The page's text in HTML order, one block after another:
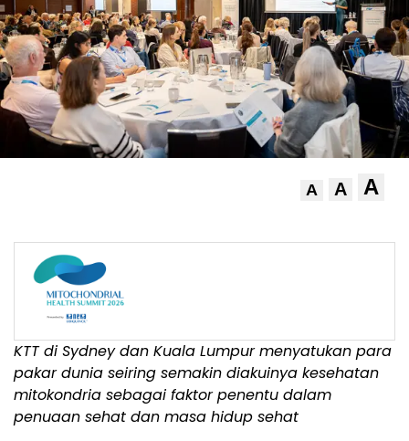
A A A
KTT di Sydney dan Kuala Lumpur menyatukan para
pakar dunia seiring semakin diakuinya kesehatan
mitokondria sebagai faktor penentu dalam
penuaan sehat dan masa hidup sehat